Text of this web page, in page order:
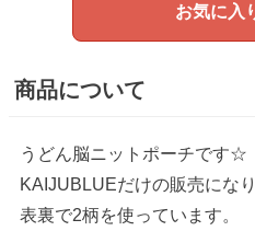
お気に入
商品について
うどん脳ニットポーチです☆
KAIJUBLUEだけの販売になり
表裏で2柄を使っています。